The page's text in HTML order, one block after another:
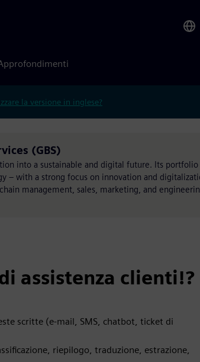
la versione in inglese?
(GBS)
into a sustainable and digital future. Its portfolio
– with a strong focus on innovation and
management, sales, marketing, and
assistenza clienti!?
scritte (e-mail, SMS, chatbot, ticket di
riepilogo, traduzione, estrazione,